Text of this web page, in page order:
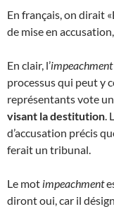
En français, on dirait
de mise en
En clair, l’impeachment
processus qui peut y
représentants vote un
visant la destitution.
d’accusation précis
ferait un tribunal.
Le mot impeachment
diront oui, car il